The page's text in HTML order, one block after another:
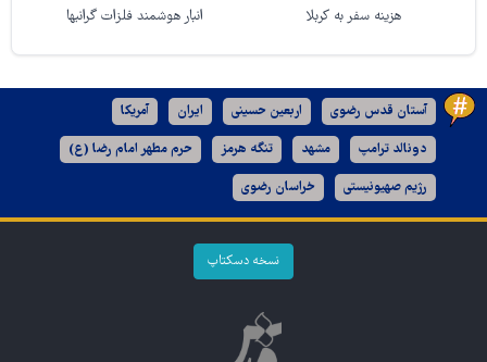
هزینه سفر به کربلا انبار هوشمند فلزات گرانبها
آستان قدس رضوی اربعین حسینی ایران آمریکا
دونالد ترامپ مشهد تنگه هرمز حرم مطهر امام رضا (ع)
رژیم صهیونیستی خراسان رضوی
نسخه دسکتاپ